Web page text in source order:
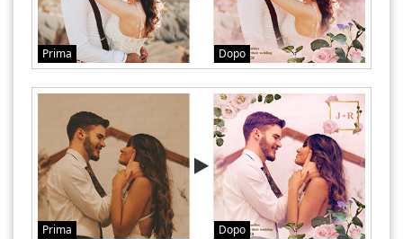
Prima Dopo
Prima Dopo